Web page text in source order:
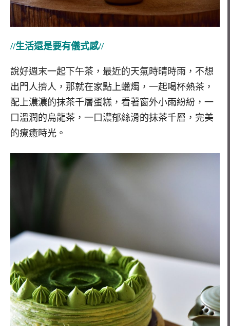
//生活還是要有儀式感//
說好週末一起下午茶，最近的天氣時晴時雨，不想
出門人擠人，那就在家點上蠟燭，一起喝杯熱茶，
配上濃濃的抹茶千層蛋糕，看著窗外小雨紛紛，一
口溫潤的烏龍茶，一口濃郁絲滑的抹茶千層，完美
的療癒時光。